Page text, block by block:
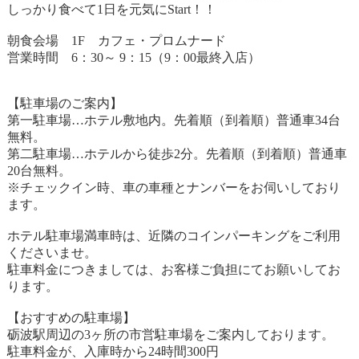
しっかり食べて1日を元気にStart！！
朝食会場 1F カフェ・プロムナード
営業時間 6：30～ 9：15（9：00最終入店）
【駐車場のご案内】
第一駐車場…ホテル敷地内。先着順（到着順）普通車34台
無料。
第二駐車場…ホテルから徒歩2分。先着順（到着順）普通車
20台無料。
※チェックイン時、車の車種とナンバーをお伺いしており
ます。
ホテル駐車場満車時は、近隣のコインパーキングをご利用
くださいませ。
駐車料金につきましては、お客様ご負担にてお願いしてお
ります。
【おすすめの駐車場】
砺波駅周辺の3ヶ所の市営駐車場をご案内しております。
駐車料金が、入庫時から24時間300円